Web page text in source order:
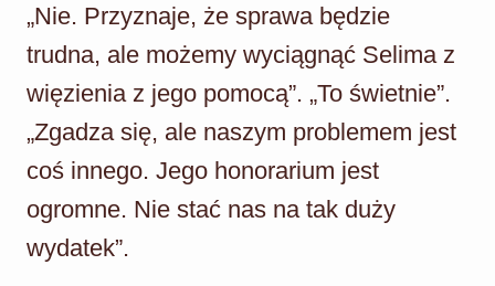
„Nie. Przyznaje, że sprawa będzie
trudna, ale możemy wyciągnąć Selima z
więzienia z jego pomocą”. „To świetnie”.
„Zgadza się, ale naszym problemem jest
coś innego. Jego honorarium jest
ogromne. Nie stać nas na tak duży
wydatek”.